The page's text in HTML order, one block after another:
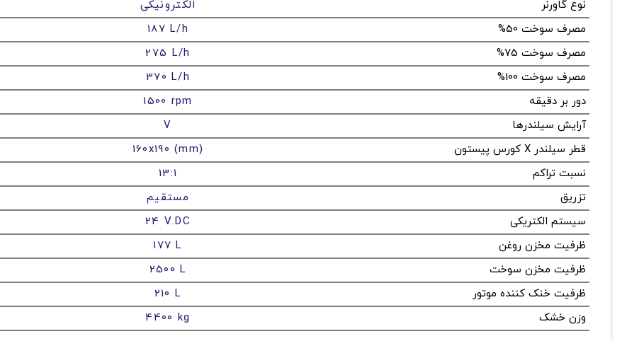
نوع گاورنر
الکترونیکی
مصرف سوخت 50%
187 L/h
مصرف سوخت 75%
275 L/h
مصرف سوخت 100%
370 L/h
دور بر دقیقه
1500 rpm
آرایش سیلندرها
V
قطر سیلندر X کورس پیستون
160x190 (mm)
نسبت تراکم
13:1
تزریق
مستقیم
سیستم الکتریکی
24 V.DC
ظرفیت مخزن روغن
177 L
ظرفیت مخزن سوخت
2500 L
ظرفیت خنک کننده موتور
210 L
وزن خشک
4400 kg